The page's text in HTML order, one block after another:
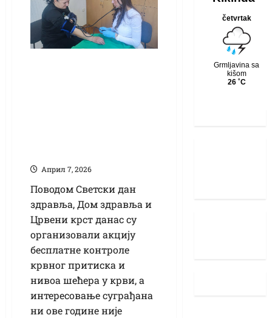
Април 7, 2026
Поводом Светски дан
здравља, Дом здравља и
Црвени крст данас су
организовали акцију
бесплатне контроле
крвног притиска и
нивоа шећера у крви, а
интересовање суграђана
ни ове године није